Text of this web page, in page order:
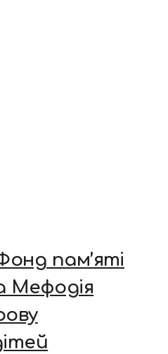
пам’яті